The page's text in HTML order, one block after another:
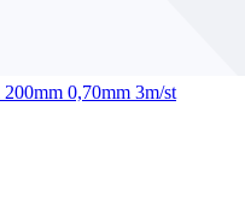
0,70mm 3m/st